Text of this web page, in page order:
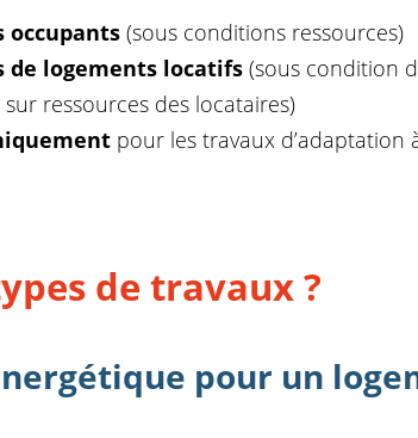
occupants (sous conditions ressources)
de logements locatifs (sous condition
ressources des locataires)
pour les travaux d’adaptation
de travaux ?
pour un